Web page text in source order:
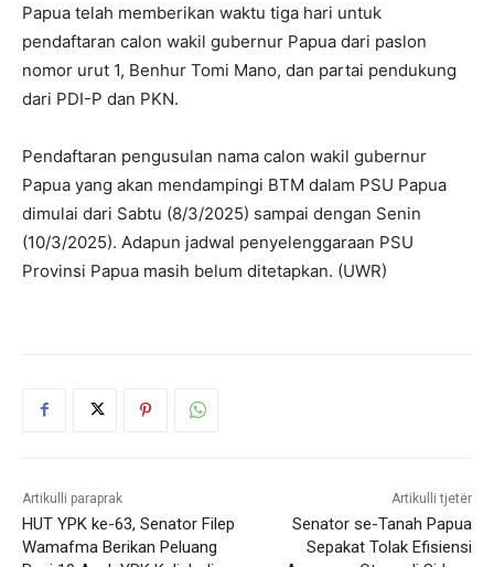
Papua telah memberikan waktu tiga hari untuk
pendaftaran calon wakil gubernur Papua dari paslon
nomor urut 1, Benhur Tomi Mano, dan partai pendukung
dari PDI-P dan PKN.
Pendaftaran pengusulan nama calon wakil gubernur
Papua yang akan mendampingi BTM dalam PSU Papua
dimulai dari Sabtu (8/3/2025) sampai dengan Senin
(10/3/2025). Adapun jadwal penyelenggaraan PSU
Provinsi Papua masih belum ditetapkan. (UWR)
Artikulli paraprak
HUT YPK ke-63, Senator Filep
Wamafma Berikan Peluang
Artikulli tjetër
Senator se-Tanah Papua
Sepakat Tolak Efisiensi